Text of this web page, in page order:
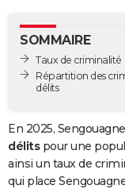
GUIDES D'ACHAT
BONS PLANS
Carte de Noël
Carte Bonne année
Carte Saint-Valentin
Carte Pâques
Carte d'anniversaire
DICTIONNAIRE
Dictionnaire
Biographies
Citations
Expressions
Proverbes
PROGRAMME TV
SOMMAIRE
Taux de criminalité
Répartition des
délits
En 2025,
délitspour une
ainsi un taux de
qui place